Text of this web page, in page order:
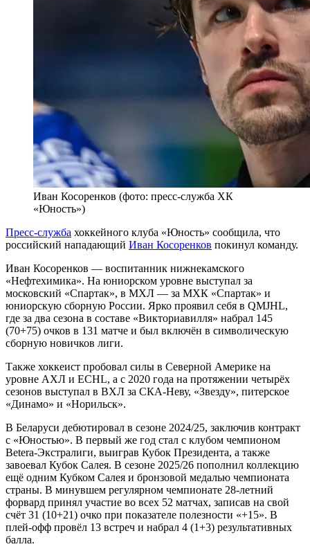
Иван Косоренков (фото: пресс-служба ХК
«Юность»)
Пресс-служба хоккейного клуба «Юность» сообщила, что
российский нападающий Иван Косоренков покинул команду.
Иван Косоренков — воспитанник нижнекамского
«Нефтехимика». На юниорском уровне выступал за
московский «Спартак», в МХЛ — за МХК «Спартак» и
юниорскую сборную России. Ярко проявил себя в QMJHL,
где за два сезона в составе «Викториавилля» набрал 145
(70+75) очков в 131 матче и был включён в символическую
сборную новичков лиги.
Также хоккеист пробовал силы в Северной Америке на
уровне АХЛ и ECHL, а с 2020 года на протяжении четырёх
сезонов выступал в ВХЛ за СКА-Неву, «Звезду», питерское
«Динамо» и «Норильск».
В Беларуси дебютировал в сезоне 2024/25, заключив контракт
с «Юностью». В первый же год стал с клубом чемпионом
Betera-Экстралиги, выиграв Кубок Президента, а также
завоевал Кубок Салея. В сезоне 2025/26 пополнил коллекцию
ещё одним Кубком Салея и бронзовой медалью чемпионата
страны. В минувшем регулярном чемпионате 28-летний
форвард принял участие во всех 52 матчах, записав на свой
счёт 31 (10+21) очко при показателе полезности «+15». В
плей-офф провёл 13 встреч и набрал 4 (1+3) результативных
балла.